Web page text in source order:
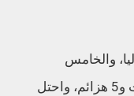
والخامس
والعشرين في الموسم مقابل 7 تعادلات و5 هزائم، واحتل